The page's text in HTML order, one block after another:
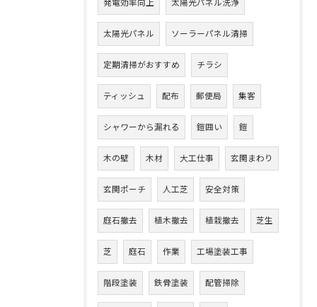
発電効率向上 太陽光パネル洗浄
太陽光パネル ソーラーパネル清掃
定期清掃がおすすめ チラシ
ティッシュ 配布 郵便局 集客
シャワーから漏れる 鎧囲い 鎧
木の壁 木材 大工仕事 玄関まわり
玄関ポーチ 人工芝 安全対策
庭石撤去 植木撤去 植栽撤去 芝生
芝 庭石 作業 工場塗装工事
階段塗装 鉄骨塗装 配管掃除